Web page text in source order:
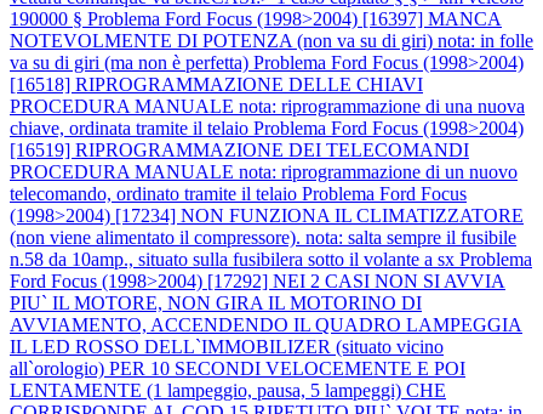
190000 § Problema Ford Focus (1998>2004) [16397] MANCA
NOTEVOLMENTE DI POTENZA (non va su di giri) nota: in folle
va su di giri (ma non è perfetta) Problema Ford Focus (1998>2004)
[16518] RIPROGRAMMAZIONE DELLE CHIAVI
PROCEDURA MANUALE nota: riprogrammazione di una nuova
chiave, ordinata tramite il telaio Problema Ford Focus (1998>2004)
[16519] RIPROGRAMMAZIONE DEI TELECOMANDI
PROCEDURA MANUALE nota: riprogrammazione di un nuovo
telecomando, ordinato tramite il telaio Problema Ford Focus
(1998>2004) [17234] NON FUNZIONA IL CLIMATIZZATORE
(non viene alimentato il compressore). nota: salta sempre il fusibile
n.58 da 10amp., situato sulla fusibilera sotto il volante a sx Problema
Ford Focus (1998>2004) [17292] NEI 2 CASI NON SI AVVIA
PIU` IL MOTORE, NON GIRA IL MOTORINO DI
AVVIAMENTO, ACCENDENDO IL QUADRO LAMPEGGIA
IL LED ROSSO DELL`IMMOBILIZER (situato vicino
all`orologio) PER 10 SECONDI VELOCEMENTE E POI
LENTAMENTE (1 lampeggio, pausa, 5 lampeggi) CHE